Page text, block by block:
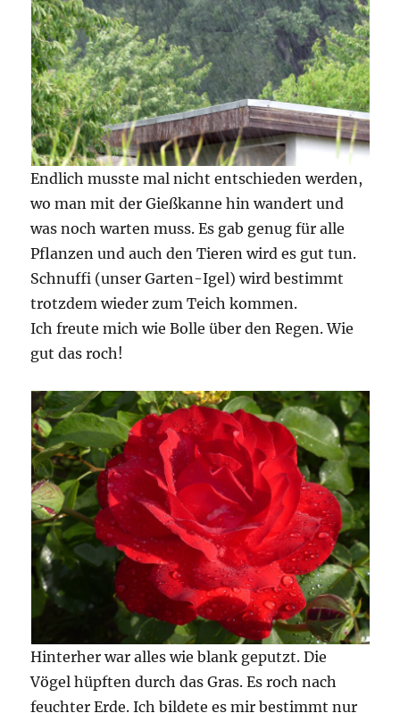
Endlich musste mal nicht entschieden werden,
wo man mit der Gießkanne hin wandert und
was noch warten muss. Es gab genug für alle
Pflanzen und auch den Tieren wird es gut tun.
Schnuffi (unser Garten-Igel) wird bestimmt
trotzdem wieder zum Teich kommen.
Ich freute mich wie Bolle über den Regen. Wie
gut das roch!
Hinterher war alles wie blank geputzt. Die
Vögel hüpften durch das Gras. Es roch nach
feuchter Erde. Ich bildete es mir bestimmt nur